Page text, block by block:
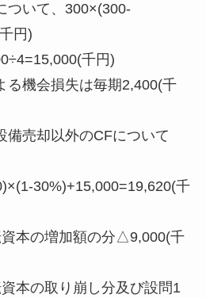
ついて、300×(300-
円)
千円)
る機会損失は毎期2,400(千
備売却以外のCFについて
30%)+15,000=19,620(千
本の増加額の分△9,000(千
本の取り崩し分及び設問1